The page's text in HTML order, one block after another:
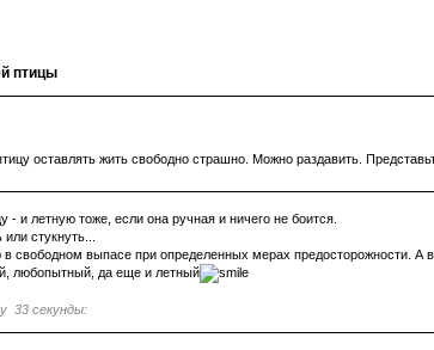
птицы
оставлять жить свободно страшно. Можно раздавить.
- и летную тоже, если она ручная и ничего не боится.
стукнуть...
свободном выпасе при определенных мерах предосторожности. А
любопытный, да еще и летный
33 секунды: